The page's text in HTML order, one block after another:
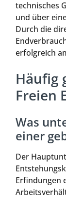
technisches
und über
Durch die
erfolgreich
Häufig
Freien
Was
einer
Der
Erfindungen